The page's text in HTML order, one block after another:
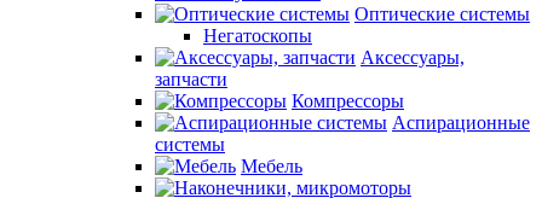
Оптические системы
Негатоскопы
Аксессуары,
запчасти
Компрессоры
Аспирационные
системы
Мебель